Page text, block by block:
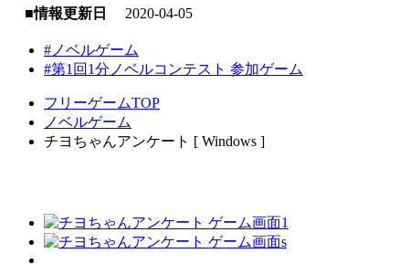
■情報更新日
2020-04-05
#ノベルゲーム
#第1回1分ノベルコンテスト 参加ゲーム
フリーゲームTOP
ノベルゲーム
チヨちゃんアンケート [ Windows ]